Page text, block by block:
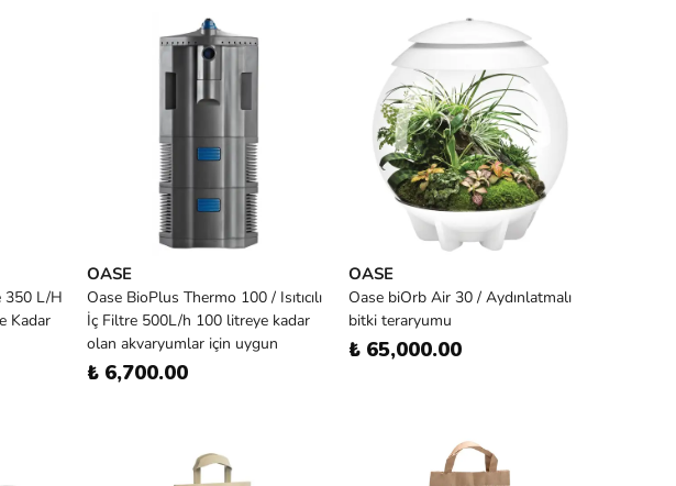
350 L/H
Kadar
OASE
Oase BioPlus Thermo 100 / Isıtıcılı
İç Filtre 500L/h 100 litreye kadar
olan akvaryumlar için uygun
₺ 6,700.00
OASE
Oase biOrb Air 30 / Aydınlatmalı
bitki teraryumu
₺ 65,000.00